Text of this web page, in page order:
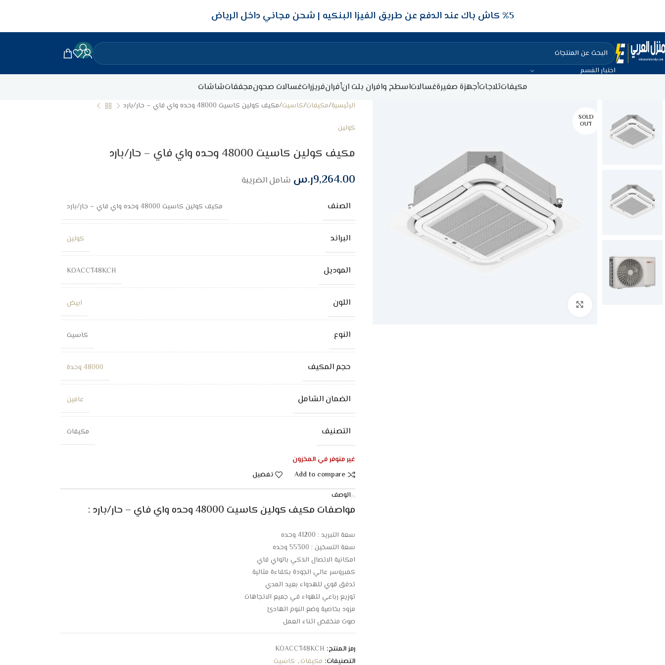
5‎% كاش باك عند الدفع عن طريق الفيزا البنكيه شحن مجاني داخل الرياض
اختيار القسم
مكيفاتثلاجاتأجهزة صغيرةغسالاتاسطح وافران بلت انأفرانفريزراتغسالات صحونمجففاتشاشات
SOLD
OUT
الرئيسية مكيفات كاسيت مكيف كولين كاسيت 48000 وحده واي فاي – حار/بارد
كولين
مكيف كولين كاسيت 48000 وحده واي فاي – حار/بارد
9,264.00ر.س شامل الضريبة
الصنف مكيف كولين كاسيت 48000 وحده واي فاي – حار/بارد
البراند كولين
الموديل KOACCT48KCH
اللون ابيض
النوع كاسيت
حجم المكيف 48000 وحدة
الضمان الشامل عامين
التصنيف مكيفات
غير متوفر في المخزون
Add to compare
تفضيل
الوصف
مواصفات مكيف كولين كاسيت 48000 وحده واي فاي – حار/بارد :
سعة التبريد : 41200 وحده
سعة التسخين : 55300 وحده
امكانية الاتصال الذكي بالواي فاي
كمبروسر عالي الجودة بكفاءة مثالية
تدفق قوي للهدواء بعيد المدي
توزيع رباعي للهواء في جميع الاتجاهات
مزود بخاصية وضع النوم الهادئ
صوت منخفض اثناء العمل
امكانية التحكم بحرارة الغرفة
فلتر عالي الكفاءة لتنقية الهواء م الاتربة والغبار
ريش داخلية نحاسية متينة للتحمل الطويل
رمز المنتج: KOACCT48KCH
التصنيفات: مكيفات, كاسيت